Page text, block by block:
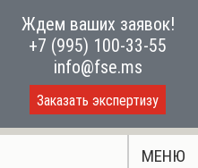
Ждем ваших заявок!
+7 (995) 100-33-55
info@fse.ms
Заказать экспертизу
МЕНЮ